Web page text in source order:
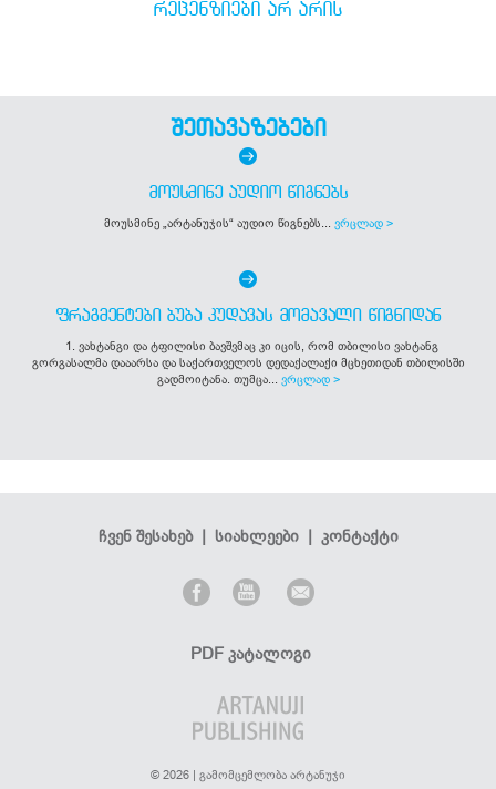
ᲠᲔᲪᲔᲜᲖᲘᲔᲑᲘ ᲐᲠ ᲐᲠᲘᲡ
შეთავაზებები
ᲛᲝᲣᲡᲛᲘᲜᲔ ᲐᲣᲓᲘᲝ ᲬᲘᲒᲜᲔᲑᲡ
მოუსმინე „არტანუჯის“ აუდიო წიგნებს... ვრცლად >
ᲤᲠᲐᲒᲛᲔᲜᲢᲔᲑᲘ ᲑᲣᲑᲐ ᲙᲣᲓᲐᲕᲐᲡ ᲛᲝᲛᲐᲕᲐᲚᲘ ᲬᲘᲒᲜᲘᲓᲐᲜ
1. ვახტანგი და ტფილისი ბავშვმაც კი იცის, რომ თბილისი ვახტანგ
გორგასალმა დააარსა და საქართველოს დედაქალაქი მცხეთიდან თბილისში
გადმოიტანა. თუმცა... ვრცლად >
ჩვენ შესახებ| სიახლეები| კონტაქტი
PDF კატალოგი
© 2026 | გამომცემლობა არტანუჯი